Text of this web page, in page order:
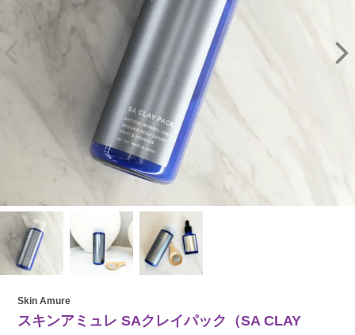
Skin Amure
スキンアミュレ SAクレイパック（SA CLAY